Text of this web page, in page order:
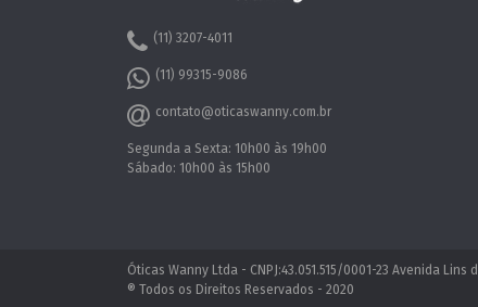
(11) 3207-4011
(11) 99315-9086
contato@oticaswanny.com.br
Segunda a Sexta: 10h00 às 19h00
Sábado: 10h00 às 15h00
Óticas Wanny Ltda - CNPJ:43.051.515/0001-23 Avenida Lins
® Todos os Direitos Reservados - 2020